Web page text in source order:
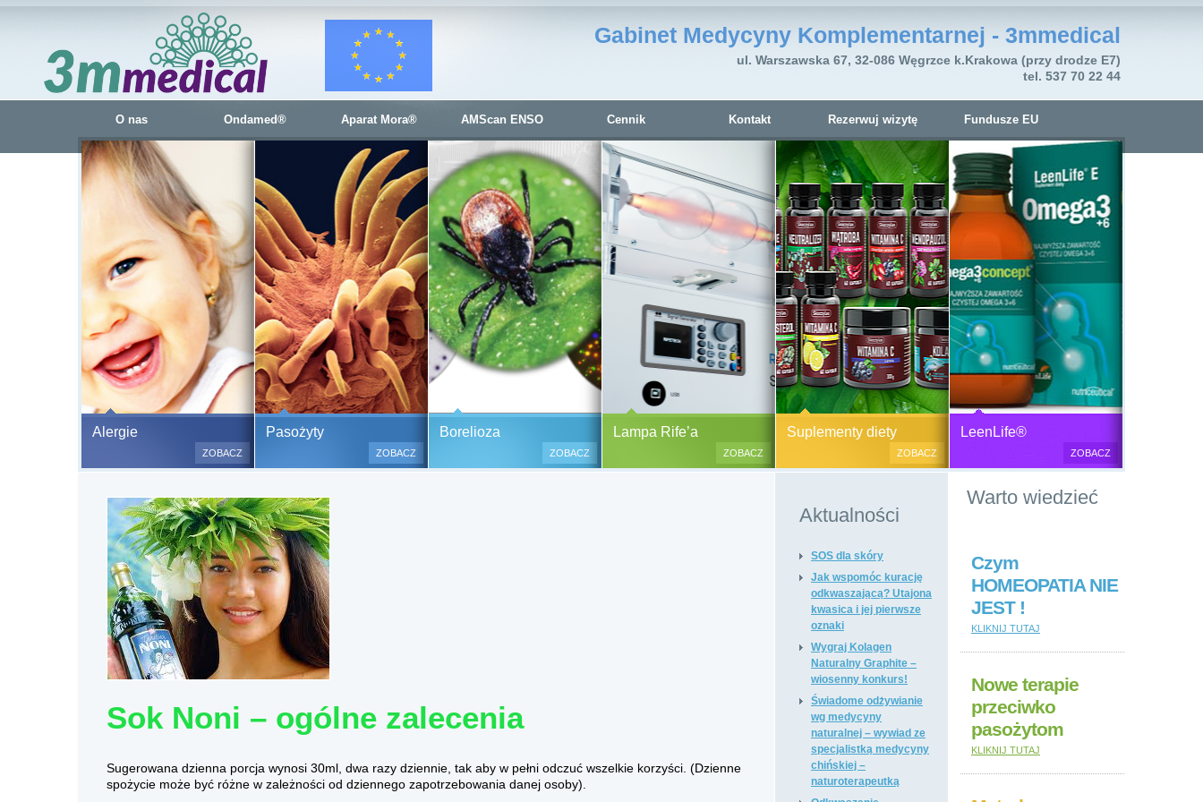
O nas Ondamed® Aparat Mora® AMScan ENSO Cennik Kontakt Rezerwuj wizytę Fundusze EU
Gabinet Medycyny Komplementarnej - 3mmedical
ul. Warszawska 67, 32-086 Węgrzce k.Krakowa (przy drodze E7)
tel. 537 70 22 44
Alergie
Bezbolesne testy alergiczne na ok.
500 alergenów oraz zabiegi
odczulające.
(bez nakłuwania i nacinania, co jest
bardzo ważne w przypadku dzieci),
a wynik jest natychmiastowy.
ZOBACZ
Pasożyty
Pasożyty, grzyby, bakterie
(BORELIOZA) i wirusy – diagnostyka
ZOBACZ
Borelioza Borelioza i koinfekcje
ZOBACZ
Lampa Rife’a
Generator plazmy
ZOBACZ
Suplementy diety
Suplementy diety, zdrowa żywność i
przeciwbakteryjne, przeciwgrzybicze
ogólnie wzmacniające i regulujące
funkcje organizmu, dietetyczne i
regulujące pracę układu
tkanki łącznej i kosmetyki naturalne,
Nona, Colway, Morinda, Forever.
ZOBACZ
LeenLife®
ZOBACZ
Sok Noni – ogólne zalecenia
Sugerowana dzienna porcja wynosi 30ml, dwa razy dziennie, tak aby w pełni odczuć wszelkie korzyści. (Dzienne
spożycie może być różne w zależności od dziennego zapotrzebowania danej osoby).
Aktualności
SOS dla skóry
Jak wspomóc kurację
odkwaszającą? Utajona
kwasica i jej pierwsze
oznaki
Wygraj Kolagen
Naturalny Graphite –
wiosenny konkurs!
Świadome odżywianie
wg medycyny
naturalnej – wywiad ze
specjalistką medycyny
chińskiej –
naturoterapeutką
Warto wiedzieć
Czym
HOMEOPATIA NIE
JEST !
KLIKNIJ TUTAJ
Nowe terapie
przeciwko
pasożytom
KLIKNIJ TUTAJ